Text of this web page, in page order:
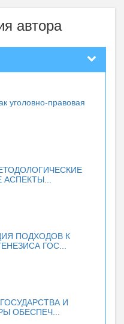
автора
уголовно-правовая
ПОДХОДОВ К
ГОС...
И
ОБЕСПЕЧ...